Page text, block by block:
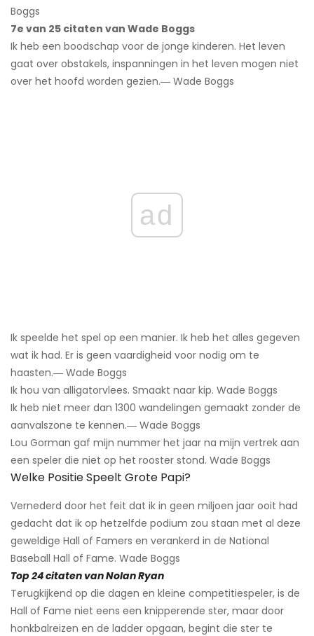
Boggs
7e van 25 citaten van Wade Boggs
Ik heb een boodschap voor de jonge kinderen. Het leven
gaat over obstakels, inspanningen in het leven mogen niet
over het hoofd worden gezien.― Wade Boggs
ad
Ik speelde het spel op een manier. Ik heb het alles gegeven
wat ik had. Er is geen vaardigheid voor nodig om te
haasten.― Wade Boggs
Ik hou van alligatorvlees. Smaakt naar kip. Wade Boggs
Ik heb niet meer dan 1300 wandelingen gemaakt zonder de
aanvalszone te kennen.― Wade Boggs
Lou Gorman gaf mijn nummer het jaar na mijn vertrek aan
een speler die niet op het rooster stond. Wade Boggs
Welke Positie Speelt Grote Papi?
Vernederd door het feit dat ik in geen miljoen jaar ooit had
gedacht dat ik op hetzelfde podium zou staan ​​met al deze
geweldige Hall of Famers en verankerd in de National
Baseball Hall of Fame. Wade Boggs
Top 24 citaten van Nolan Ryan
Terugkijkend op die dagen en kleine competitiespeler, is de
Hall of Fame niet eens een knipperende ster, maar door
honkbalreizen en de ladder opgaan, begint die ster te